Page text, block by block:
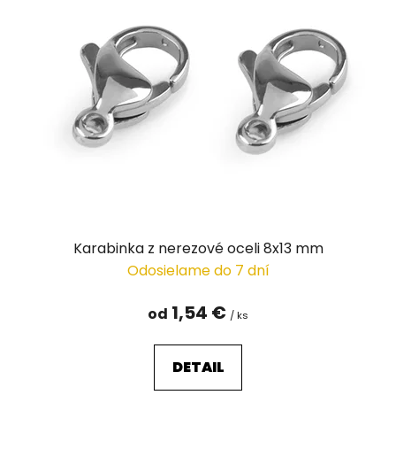
Karabinka z nerezové oceli 8x13 mm
Odosielame do 7 dní
od 1,54 € / ks
DETAIL